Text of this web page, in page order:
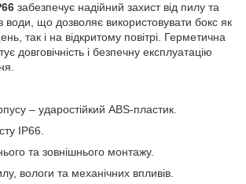
забезпечує надійний захист від пилу та
води, що дозволяє використовувати бокс як
так і на відкритому повітрі. Герметична
довговічність і безпечну експлуатацію
– ударостійкий ABS-пластик.
IP66.
та зовнішнього монтажу.
вологи та механічних впливів.